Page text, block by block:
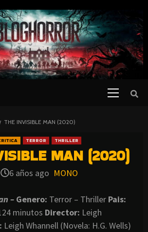
THE INVISIBLE MAN (2020)
TERROR THRILLER
MAN (2020)
6 años ago MONO
– Genero: Terror – Thriller Pais:
minutos Director: Leigh
Leigh Whannell (Novela: H.G. Wells)